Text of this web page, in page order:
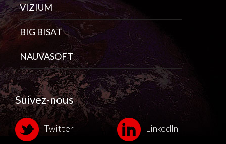
VIZIUM
BIG BISAT
NAUVASOFT
Suivez-nous
Twitter LinkedIn